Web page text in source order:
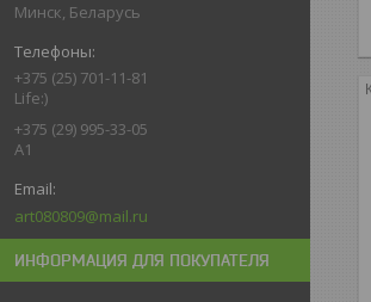
Минск, Беларусь
+375 (25) 701-11-81
Life:)
+375 (29) 995-33-05
A1
art080809@mail.ru
ИНФОРМАЦИЯ ДЛЯ ПОКУПАТЕЛЯ